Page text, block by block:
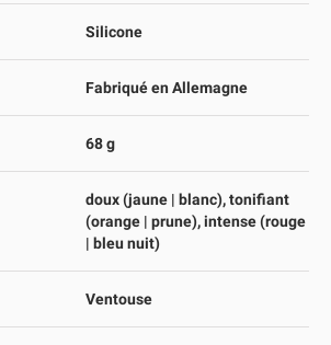
Silicone
Fabriqué en Allemagne
68 g
doux (jaune | blanc), tonifiant
(orange | prune), intense (rouge
| bleu nuit)
Ventouse